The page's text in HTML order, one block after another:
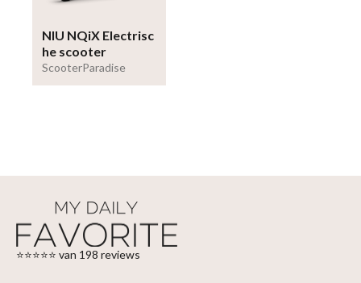
NIU NQiX Electrisc
he scooter
ScooterParadise
⭐⭐⭐⭐⭐ van 198 reviews